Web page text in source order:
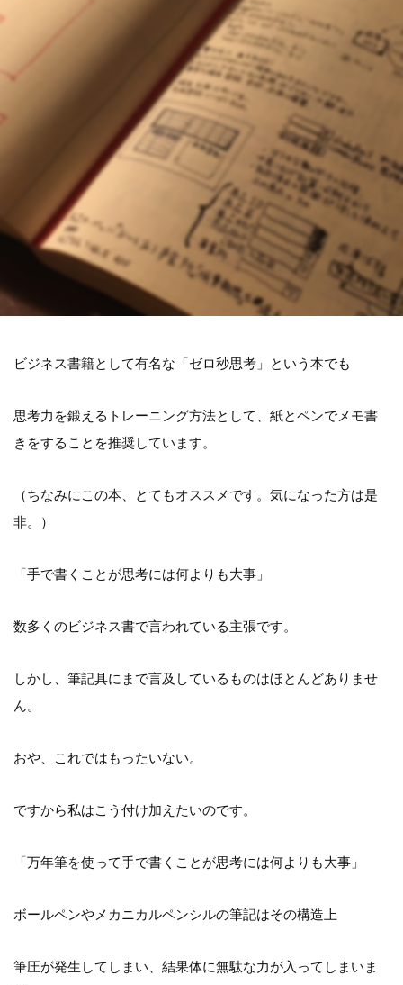
ビジネス書籍として有名な「ゼロ秒思考」という本でも
思考力を鍛えるトレーニング方法として、紙とペンでメモ書
きをすることを推奨しています。
（ちなみにこの本、とてもオススメです。気になった方は是
非。）
「手で書くことが思考には何よりも大事」
数多くのビジネス書で言われている主張です。
しかし、筆記具にまで言及しているものはほとんどありませ
ん。
おや、これではもったいない。
ですから私はこう付け加えたいのです。
「万年筆を使って手で書くことが思考には何よりも大事」
ボールペンやメカニカルペンシルの筆記はその構造上
筆圧が発生してしまい、結果体に無駄な力が入ってしまいま